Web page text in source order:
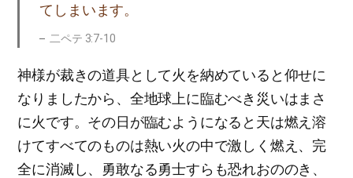
てしまいます。
二ペテ 3:7-10
神様が裁きの道具として火を納めていると仰せに
なりましたから、全地球上に臨むべき災いはまさ
に火です。その日が臨むようになると天は燃え溶
けてすべてのものは熱い火の中で激しく燃え、完
全に消滅し、勇敢なる勇士すらも恐れおののき、